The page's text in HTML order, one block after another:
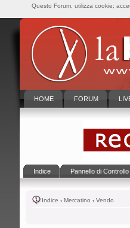
HOME FORUM
Indice Pannello di
Indice ‹ Mercatino ‹ Vendo
Questo Forum, utilizza cookie;